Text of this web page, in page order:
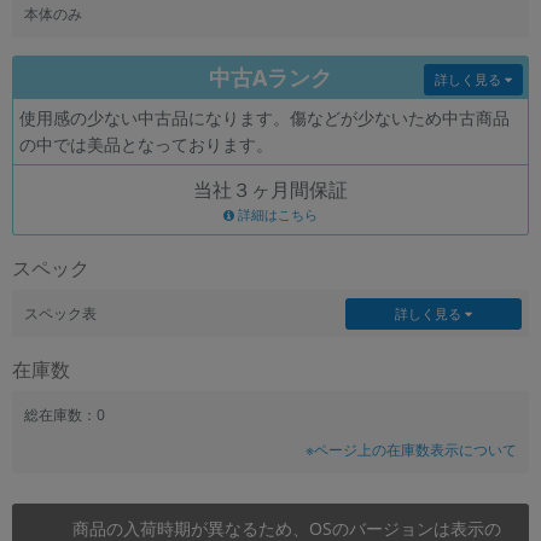
本体のみ
中古Aランク
使用感の少ない中古品になります。傷などが少ないため中古商品
の中では美品となっております。
詳しく見る
当社３ヶ月間保証
詳細はこちら
スペック
スペック表 詳しく見る
在庫数
総在庫数：0
※ページ上の在庫数表示について
商品の入荷時期が異なるため、OSのバージョンは表示の
商品状態の絞り込み
CPUの絞り込み
OS
メモリ